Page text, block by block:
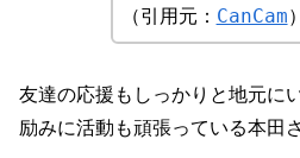
（引用元： CanCam）
友達の応援もしっかりと地元に
励みに活動も頑張っている本田さ